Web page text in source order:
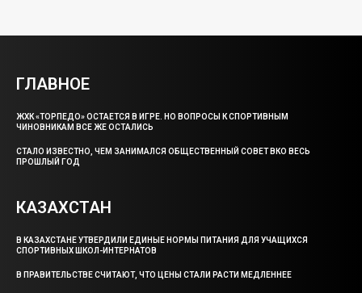
ГЛАВНОЕ
ЖХК «ТОРПЕДО» ОСТАЕТСЯ В ИГРЕ. НО ВОПРОСЫ К СПОРТИВНЫМ
ЧИНОВНИКАМ ВСЕ ЖЕ ОСТАЛИСЬ
СТАЛО ИЗВЕСТНО, ЧЕМ ЗАНИМАЛСЯ ОБЩЕСТВЕННЫЙ СОВЕТ ВКО ВЕСЬ
ПРОШЛЫЙ ГОД
КАЗАХСТАН
В КАЗАХСТАНЕ УТВЕРДИЛИ ЕДИНЫЕ НОРМЫ ПИТАНИЯ ДЛЯ УЧАЩИХСЯ
СПОРТИВНЫХ ШКОЛ-ИНТЕРНАТОВ
В ПРАВИТЕЛЬСТВЕ СЧИТАЮТ, ЧТО ЦЕНЫ СТАЛИ РАСТИ МЕДЛЕННЕЕ